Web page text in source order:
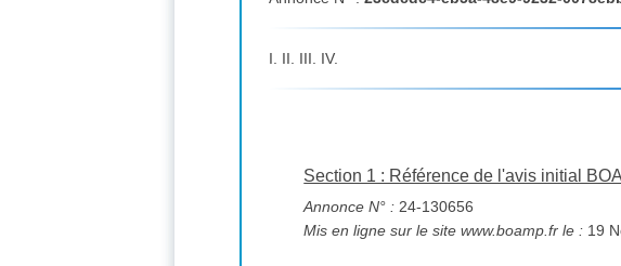
I. II. III. IV.
Section 1 : Référence de l'avis initial
Annonce N° : 24-130656
Mis en ligne sur le site www.boamp.fr le :